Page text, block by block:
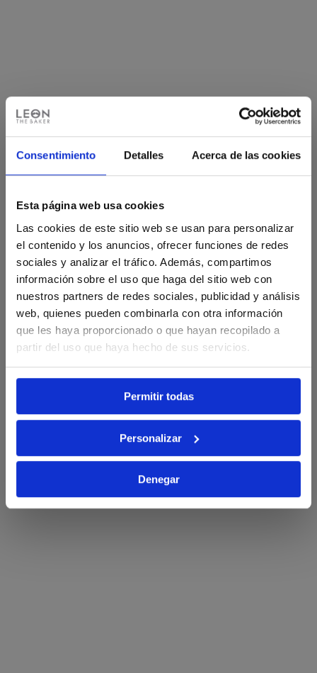
Consentimiento Detalles Acerca de las cookies
Esta página web usa cookies
Las cookies de este sitio web se usan para personalizar
el contenido y los anuncios, ofrecer funciones de redes
sociales y analizar el tráfico. Además, compartimos
información sobre el uso que haga del sitio web con
nuestros partners de redes sociales, publicidad y análisis
web, quienes pueden combinarla con otra información
que les haya proporcionado o que hayan recopilado a
partir del uso que haya hecho de sus servicios.
Permitir todas
Personalizar
Denegar
¡CONSIGUE UN -10% EN
TU PRIMER PEDIDO!
Regístrate a nuestra newsletter
Nombre
Email
Quiero mi descuento.